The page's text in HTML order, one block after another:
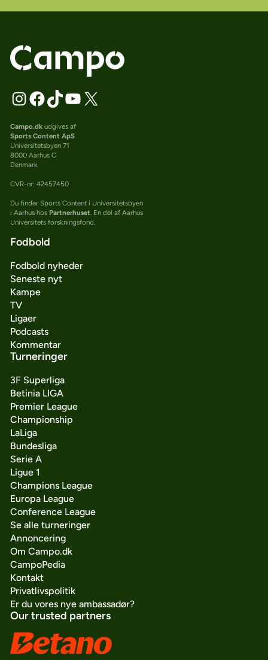
Campo.dkudgives af
Sports Content ApS
Universitetsbyen 71
8000 Aarhus C
Denmark
CVR-nr: 42457450
Du finder Sports Content i Universitetsbyen
i Aarhus hos Partnerhuset . En del af Aarhus
Universitets forskningsfond.
Fodbold
Fodbold nyheder
Seneste nyt
Kampe
TV
Ligaer
Podcasts
Kommentar
Turneringer
3F Superliga
Betinia LIGA
Premier League
Championship
LaLiga
Bundesliga
Serie A
Ligue 1
Champions League
Europa League
Conference League
Se alle turneringer
Annoncering
Om Campo.dk
CampoPedia
Kontakt
Privatlivspolitik
Er du vores nye ambassadør?
Our trusted partners